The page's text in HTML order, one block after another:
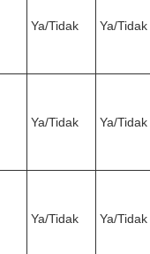
Ya/Tidak Ya/Tidak
Ya/Tidak Ya/Tidak
Ya/Tidak Ya/Tidak